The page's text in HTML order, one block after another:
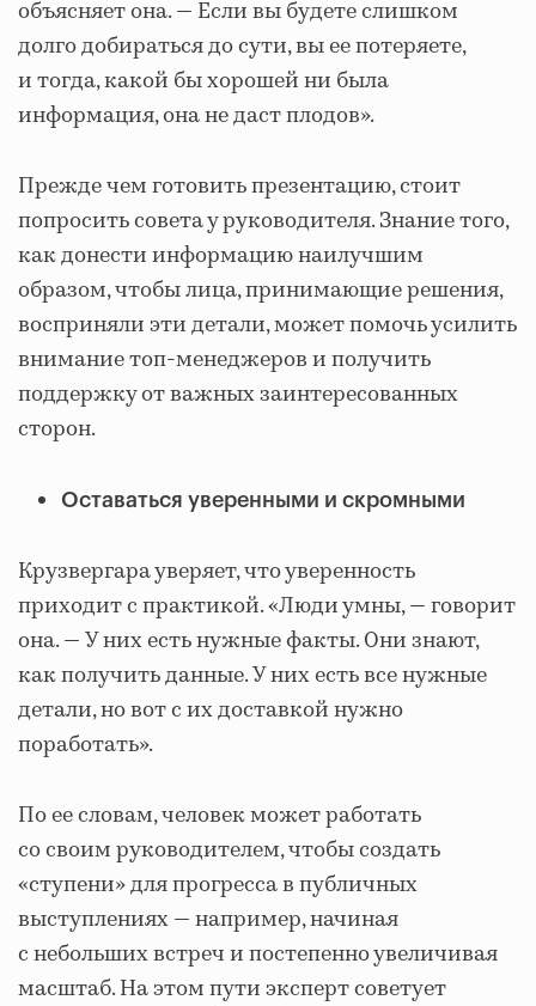
объясняет она. — Если вы будете слишком
долго добираться до сути, вы ее потеряете,
и тогда, какой бы хорошей ни была
информация, она не даст плодов».
Прежде чем готовить презентацию, стоит
попросить совета у руководителя. Знание того,
как донести информацию наилучшим
образом, чтобы лица, принимающие решения,
восприняли эти детали, может помочь усилить
внимание топ-менеджеров и получить
поддержку от важных заинтересованных
сторон.
Оставаться уверенными и скромными
Крузвергара уверяет, что уверенность
приходит с практикой. «Люди умны, — говорит
она. — У них есть нужные факты. Они знают,
как получить данные. У них есть все нужные
детали, но вот с их доставкой нужно
поработать».
По ее словам, человек может работать
со своим руководителем, чтобы создать
«ступени» для прогресса в публичных
выступлениях — например, начиная
с небольших встреч и постепенно увеличивая
масштаб. На этом пути эксперт советует